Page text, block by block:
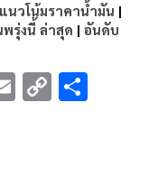
แนวโน้มราคาน้ำมัน |
รุ่งนี้ ล่าสุด | อันดับ
E C